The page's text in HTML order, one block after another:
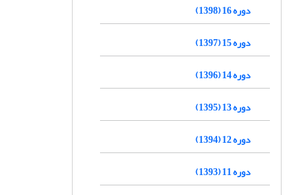
دوره 16 (1398)
دوره 15 (1397)
دوره 14 (1396)
دوره 13 (1395)
دوره 12 (1394)
دوره 11 (1393)